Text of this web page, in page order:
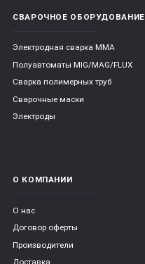
СВАРОЧНОЕ ОБОРУДОВАНИЕ
Электродная сварка ММА
Полуавтоматы MIG/MAG/FLUX
Сварка полимерных труб
Сварочные маски
Электроды
О КОМПАНИИ
О нас
Договор оферты
Производители
Доставка